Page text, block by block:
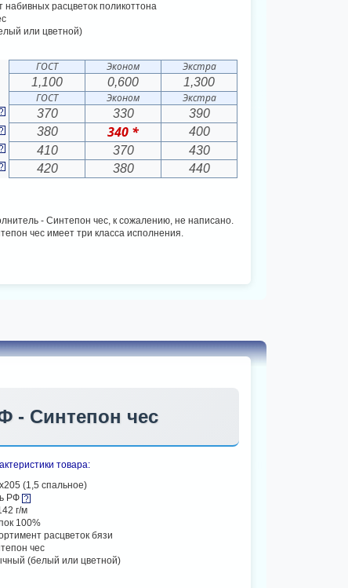
набивных расцветок поликоттона
или цветной)
ГОСТ Эконом
Экстра
1,100
0,600
1,300
ГОСТ Эконом Экстра
370 330 390
380 340 * 400
410 370 430
420 380 440
- Синтепон чес, к сожалению, не написано.
чес имеет три класса исполнения.
- Синтепон чес
товара:
(1,5 спальное)
РФ
г/м
100%
расцветок бязи
чес
(белый или цветной)